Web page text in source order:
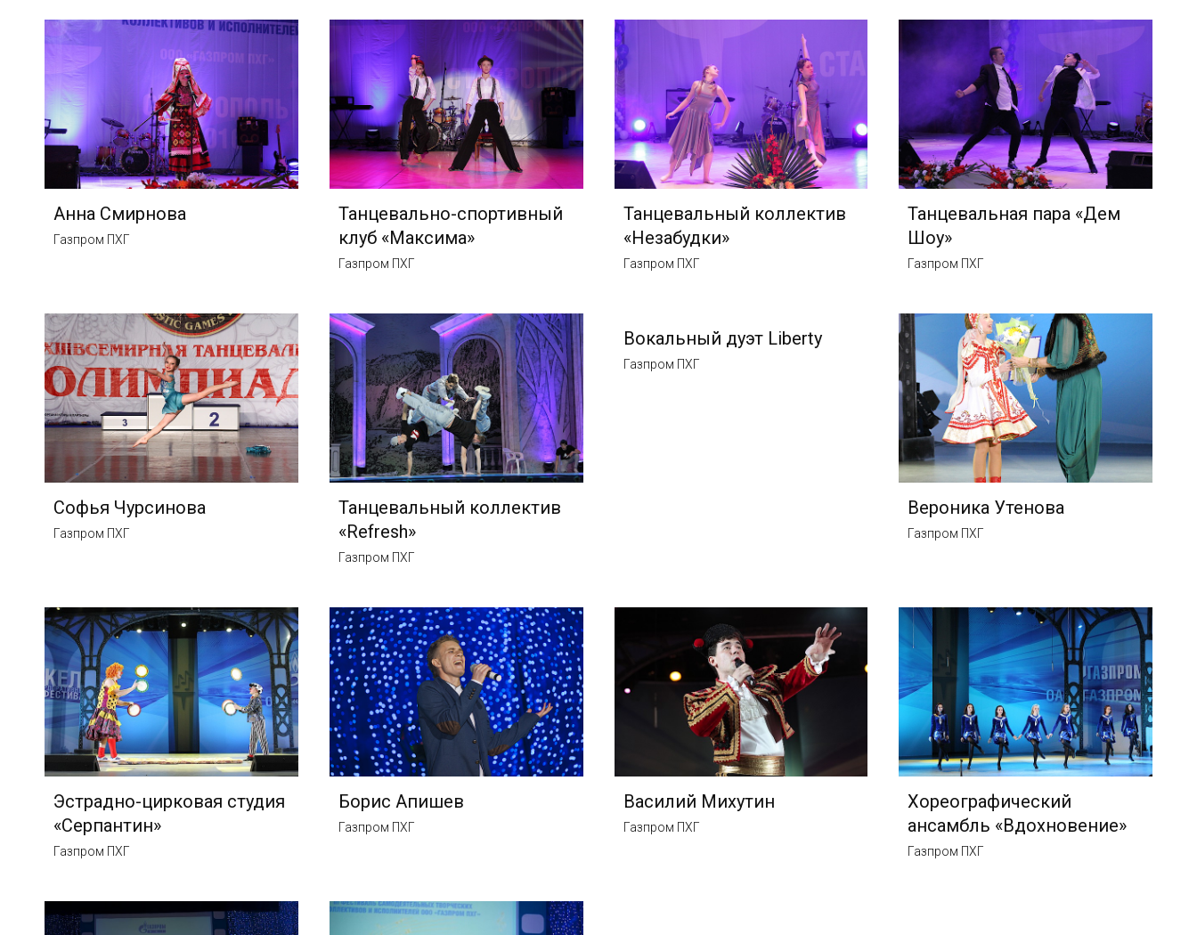
Анна Смирнова
Газпром ПХГ
Танцевально-спортивный
клуб «Максима»
Газпром ПХГ
Танцевальный коллектив
«Незабудки»
Газпром ПХГ
Танцевальная пара «Дем
Шоу»
Газпром ПХГ
Софья Чурсинова
Газпром ПХГ
Танцевальный коллектив
«Refresh»
Газпром ПХГ
Вокальный дуэт Liberty
Газпром ПХГ
Вероника Утенова
Газпром ПХГ
Эстрадно-цирковая студия
«Серпантин»
Газпром ПХГ
Борис Апишев
Газпром ПХГ
Василий Михутин
Газпром ПХГ
Хореографический
ансамбль «Вдохновение»
Газпром ПХГ